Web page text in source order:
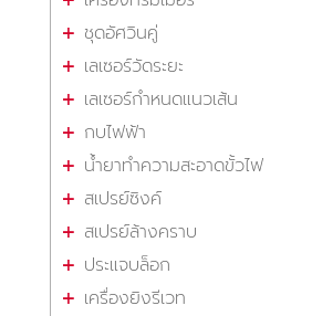
ชุดอัศวินคู่
เลเซอร์วัดระยะ
เลเซอร์กำหนดแนวเส้น
กบไฟฟ้า
น้ำยาทำความสะอาดขั้วไฟ
สเปรย์ซิงค์
สเปรย์ล้างคราบ
ประแจบล็อก
เครื่องยิงรีเวท